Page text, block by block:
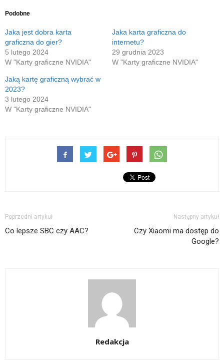
w
nowym
Podobne
Jaka jest dobra karta
graficzna do gier?
5 lutego 2024
W "Karty graficzne NVIDIA"
Jaka karta graficzna do
internetu?
29 grudnia 2023
W "Karty graficzne NVIDIA"
Jaką kartę graficzną wybrać w
2023?
3 lutego 2024
W "Karty graficzne NVIDIA"
Poprzedni artykuł
Co lepsze SBC czy AAC?
Następny artykuł
Czy Xiaomi ma dostęp do
Google?
Redakcja